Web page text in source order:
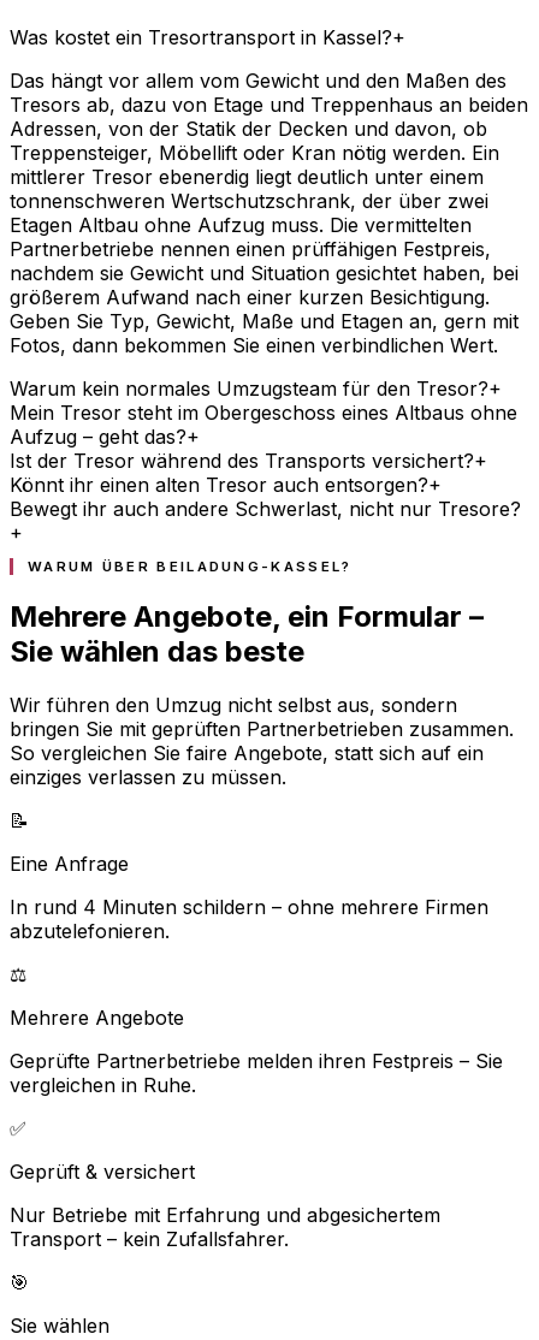
Was kostet ein Tresortransport in Kassel?+
Das hängt vor allem vom Gewicht und den Maßen des
Tresors ab, dazu von Etage und Treppenhaus an beiden
Adressen, von der Statik der Decken und davon, ob
Treppensteiger, Möbellift oder Kran nötig werden. Ein
mittlerer Tresor ebenerdig liegt deutlich unter einem
tonnenschweren Wertschutzschrank, der über zwei
Etagen Altbau ohne Aufzug muss. Die vermittelten
Partnerbetriebe nennen einen prüffähigen Festpreis,
nachdem sie Gewicht und Situation gesichtet haben, bei
größerem Aufwand nach einer kurzen Besichtigung.
Geben Sie Typ, Gewicht, Maße und Etagen an, gern mit
Fotos, dann bekommen Sie einen verbindlichen Wert.
Warum kein normales Umzugsteam für den Tresor?+
Mein Tresor steht im Obergeschoss eines Altbaus ohne
Aufzug – geht das?+
Ist der Tresor während des Transports versichert?+
Könnt ihr einen alten Tresor auch entsorgen?+
Bewegt ihr auch andere Schwerlast, nicht nur Tresore?
+
WARUM ÜBER BEILADUNG-KASSEL?
Mehrere Angebote, ein Formular –
Sie wählen das beste
Wir führen den Umzug nicht selbst aus, sondern
bringen Sie mit geprüften Partnerbetrieben zusammen.
So vergleichen Sie faire Angebote, statt sich auf ein
einziges verlassen zu müssen.
📝
Eine Anfrage
In rund 4 Minuten schildern – ohne mehrere Firmen
abzutelefonieren.
⚖️
Mehrere Angebote
Geprüfte Partnerbetriebe melden ihren Festpreis – Sie
vergleichen in Ruhe.
✅
Geprüft & versichert
Nur Betriebe mit Erfahrung und abgesichertem
Transport – kein Zufallsfahrer.
🎯
Sie wählen